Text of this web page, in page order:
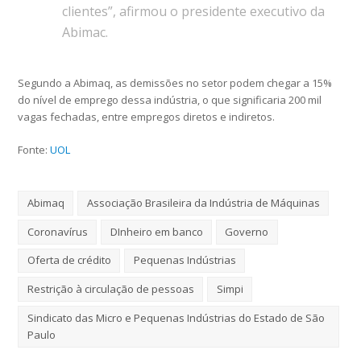
clientes”, afirmou o presidente executivo da
Abimac.
Segundo a Abimaq, as demissões no setor podem chegar a 15%
do nível de emprego dessa indústria, o que significaria 200 mil
vagas fechadas, entre empregos diretos e indiretos.
Fonte:UOL
Abimaq
Associação Brasileira da Indústria de Máquinas
Coronavírus
DInheiro em banco
Governo
Oferta de crédito
Pequenas Indústrias
Restrição à circulação de pessoas
Simpi
Sindicato das Micro e Pequenas Indústrias do Estado de São
Paulo